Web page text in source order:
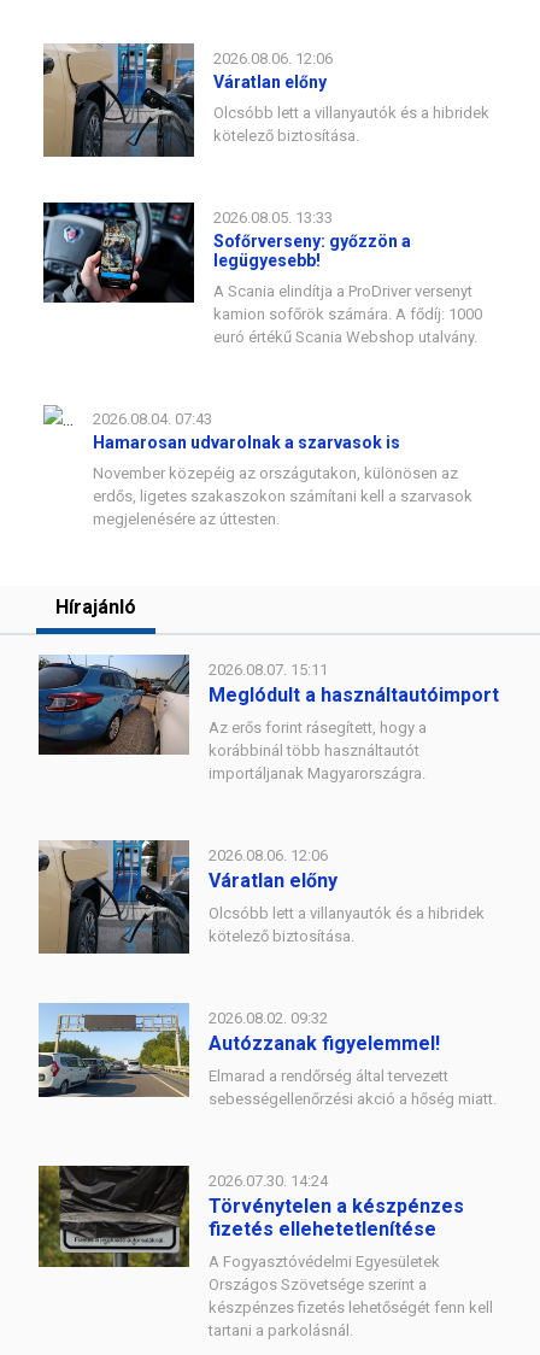
2026.08.06. 12:06
Váratlan előny
Olcsóbb lett a villanyautók és a hibridek
kötelező biztosítása.
2026.08.05. 13:33
Sofőrverseny: győzzön a
legügyesebb!
A Scania elindítja a ProDriver versenyt
kamion sofőrök számára. A fődíj: 1000
euró értékű Scania Webshop utalvány.
2026.08.04. 07:43
Hamarosan udvarolnak a szarvasok is
November közepéig az országutakon, különösen az
erdős, ligetes szakaszokon számítani kell a szarvasok
megjelenésére az úttesten.
Hírajánló
2026.08.07. 15:11
Meglódult a használtautóimport
Az erős forint rásegített, hogy a
korábbinál több használtautót
importáljanak Magyarországra.
2026.08.06. 12:06
Váratlan előny
Olcsóbb lett a villanyautók és a hibridek
kötelező biztosítása.
2026.08.02. 09:32
Autózzanak figyelemmel!
Elmarad a rendőrség által tervezett
sebességellenőrzési akció a hőség miatt.
2026.07.30. 14:24
Törvénytelen a készpénzes
fizetés ellehetetlenítése
A Fogyasztóvédelmi Egyesületek
Országos Szövetsége szerint a
készpénzes fizetés lehetőségét fenn kell
tartani a parkolásnál.